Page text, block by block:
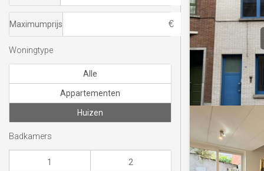
Maximumprijs
Woningtype
Alle
Appartementen
Huizen
Badkamers
1 2